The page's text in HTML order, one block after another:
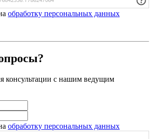
обработку персональных данных
консультации с нашим ведущим
обработку персональных данных